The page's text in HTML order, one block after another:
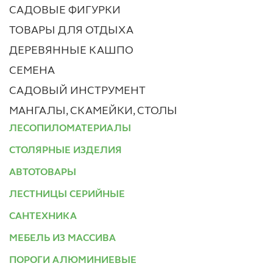
САДОВЫЕ ФИГУРКИ
ТОВАРЫ ДЛЯ ОТДЫХА
ДЕРЕВЯННЫЕ КАШПО
СЕМЕНА
САДОВЫЙ ИНСТРУМЕНТ
МАНГАЛЫ, СКАМЕЙКИ, СТОЛЫ
ЛЕСОПИЛОМАТЕРИАЛЫ
СТОЛЯРНЫЕ ИЗДЕЛИЯ
АВТОТОВАРЫ
ЛЕСТНИЦЫ СЕРИЙНЫЕ
САНТЕХНИКА
МЕБЕЛЬ ИЗ МАССИВА
ПОРОГИ АЛЮМИНИЕВЫЕ